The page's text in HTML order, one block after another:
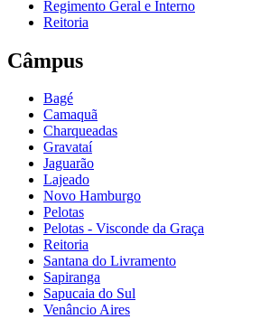
Regimento Geral e Interno
Reitoria
Câmpus
Bagé
Camaquã
Charqueadas
Gravataí
Jaguarão
Lajeado
Novo Hamburgo
Pelotas
Pelotas - Visconde da Graça
Reitoria
Santana do Livramento
Sapiranga
Sapucaia do Sul
Venâncio Aires